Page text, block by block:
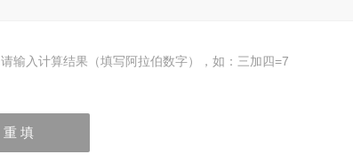
请输入计算结果（填写阿拉伯数字），如：三加四=7